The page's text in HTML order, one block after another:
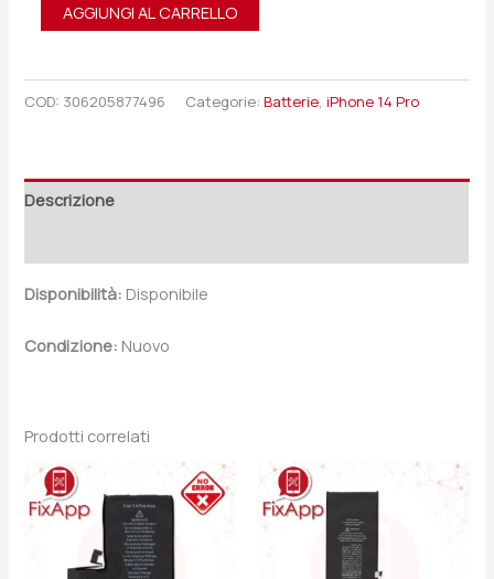
AGGIUNGI AL CARRELLO
COD: 306205877496 Categorie:Batterie,iPhone 14 Pro
Descrizione
Disponibilità: Disponibile
Condizione: Nuovo
Prodotti correlati